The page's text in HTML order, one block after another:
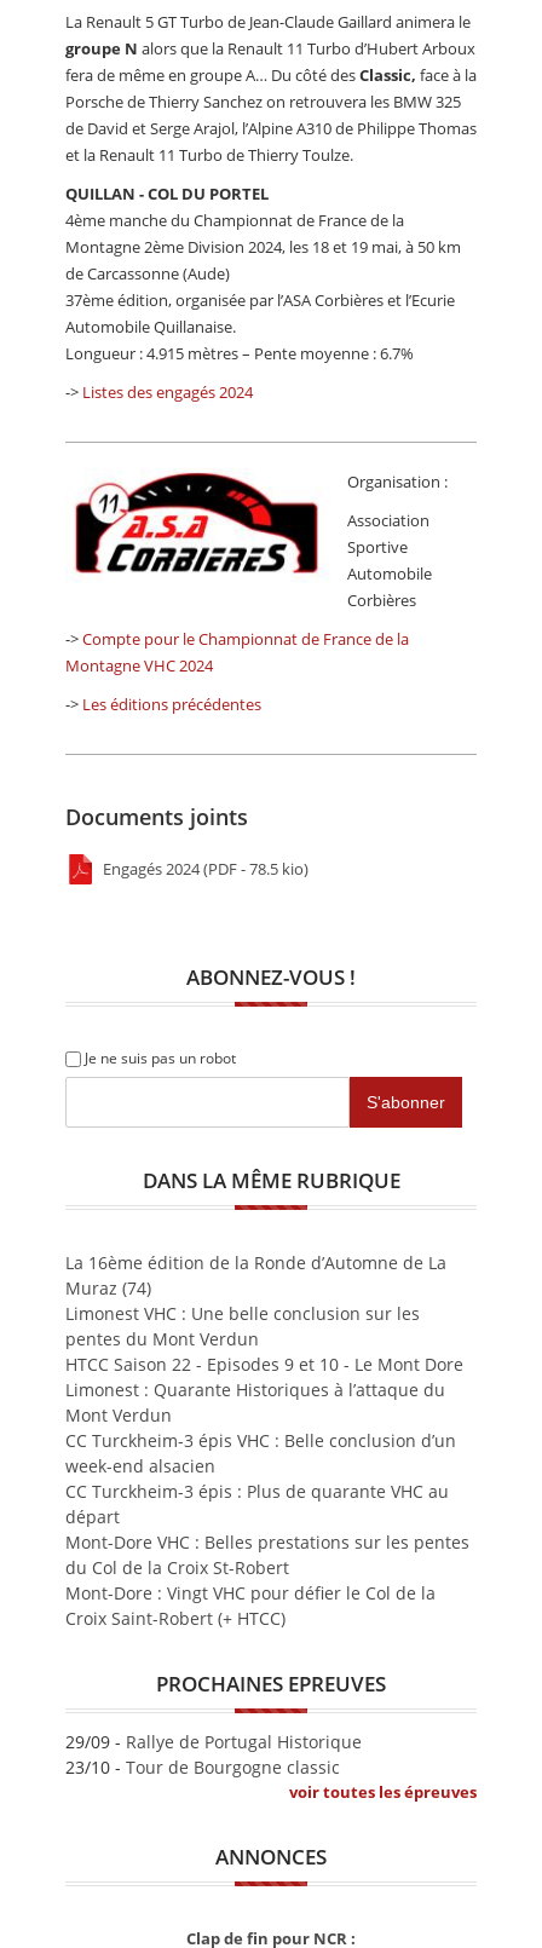
La Renault 5 GT Turbo de Jean-Claude Gaillard animera le
groupe N alors que la Renault 11 Turbo d’Hubert Arboux
fera de même en groupe A… Du côté desClassic, face à la
Porsche de Thierry Sanchez on retrouvera les BMW 325
de David et Serge Arajol, l’Alpine A310 de Philippe Thomas
et la Renault 11 Turbo de Thierry Toulze.
QUILLAN - COL DU PORTEL
4ème manche du Championnat de France de la
Montagne 2ème Division 2024, les 18 et 19 mai, à 50 km
de Carcassonne (Aude)
37ème édition, organisée par l’ASA Corbières et l’Ecurie
Automobile Quillanaise.
Longueur : 4.915 mètres – Pente moyenne : 6.7%
-> Listes des engagés 2024
Organisation :
Association
Sportive
Automobile
Corbières
->Compte pour le Championnat de France de la
Montagne VHC 2024
-> Les éditions précédentes
Documents joints
Engagés 2024 (PDF - 78.5 kio)
ABONNEZ-VOUS !
Je ne suis pas un robot
DANS LA MÊME RUBRIQUE
La 16ème édition de la Ronde d’Automne de La
Muraz (74)
Limonest VHC : Une belle conclusion sur les
pentes du Mont Verdun
HTCC Saison 22 - Episodes 9 et 10 - Le Mont Dore
Limonest : Quarante Historiques à l’attaque du
Mont Verdun
CC Turckheim-3 épis VHC : Belle conclusion d’un
week-end alsacien
CC Turckheim-3 épis : Plus de quarante VHC au
départ
Mont-Dore VHC : Belles prestations sur les pentes
du Col de la Croix St-Robert
Mont-Dore : Vingt VHC pour défier le Col de la
Croix Saint-Robert (+ HTCC)
PROCHAINES EPREUVES
29/09 - Rallye de Portugal Historique
23/10 - Tour de Bourgogne classic
voir toutes les épreuves
ANNONCES
Clap de fin pour NCR :